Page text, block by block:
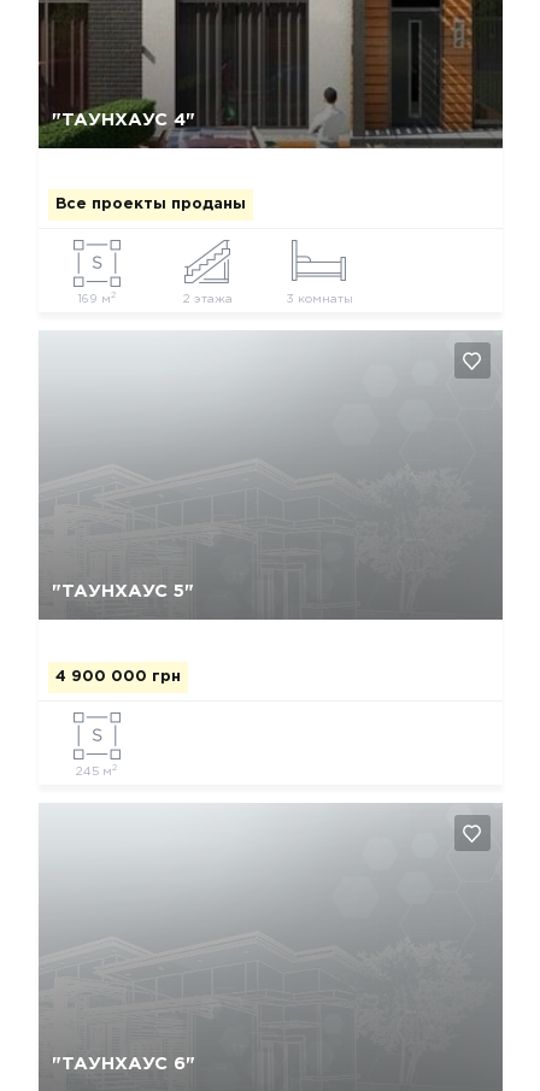
"ТАУНХАУС 4"
Все проекты проданы
169 м2 2 этажа 3 комнаты
"ТАУНХАУС 5"
4 900 000 грн
245 м2
"ТАУНХАУС 6"